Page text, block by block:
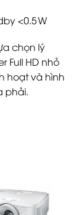
<0.5 W
chọn lý
Full HD nhỏ
hoạt và hình
phải.